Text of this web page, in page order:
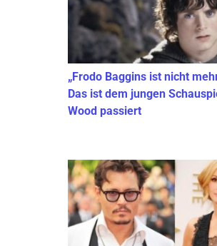
„Frodo Baggins ist nicht
Das ist dem jungen
Wood passiert